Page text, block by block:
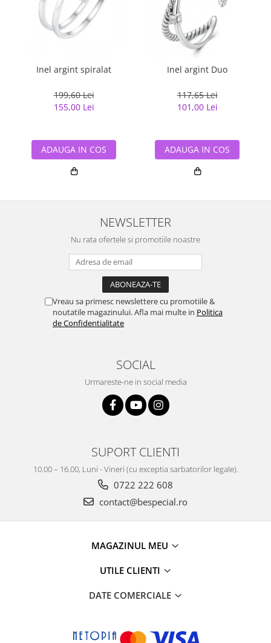
Inel argint spiralat
199,60 Lei
155,00 Lei
ADAUGA IN COS
Inel argint Duo
117,65 Lei
101,00 Lei
ADAUGA IN COS
NEWSLETTER
Nu rata ofertele si promotiile noastre
Vreau sa primesc newslettere cu promotiile &
noutatile magazinului. Afla mai multe in Politica
de Confidentialitate
SOCIAL
Urmareste-ne in social media
SUPORT CLIENTI
10.00 – 16.00, Luni - Vineri (cu exceptia sarbatorilor legale).
0722 222 608
contact@bespecial.ro
MAGAZINUL MEU
UTILE CLIENTI
DATE COMERCIALE